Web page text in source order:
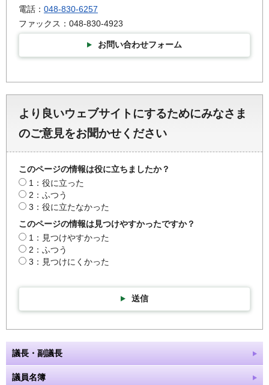
電話： 048-830-6257
ファックス：048-830-4923
お問い合わせフォーム
より良いウェブサイトにするためにみなさま
のご意見をお聞かせください
このページの情報は役に立ちましたか？
1：役に立った
2：ふつう
3：役に立たなかった
このページの情報は見つけやすかったですか？
1：見つけやすかった
2：ふつう
3：見つけにくかった
送信
議長・副議長
議員名簿